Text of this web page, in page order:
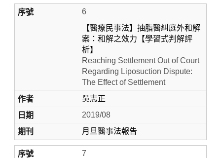
6
【醫療民事法】抽脂醫糾庭外和解
案：和解之效力【學習式判解評
析】
Reaching Settlement Out of Court
Regarding Liposuction Dispute:
The Effect of Settlement
吳志正
2019/08
月旦醫事法報告
7